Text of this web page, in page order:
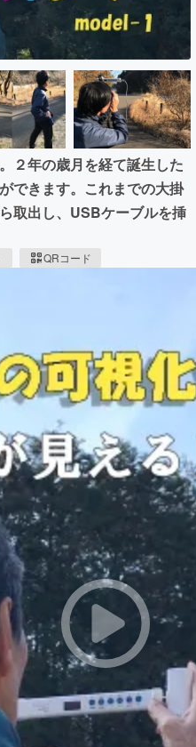
２年の歳月を経て誕生した
できます。これまでの大掛
取出し、USBケーブルを挿
QRコード